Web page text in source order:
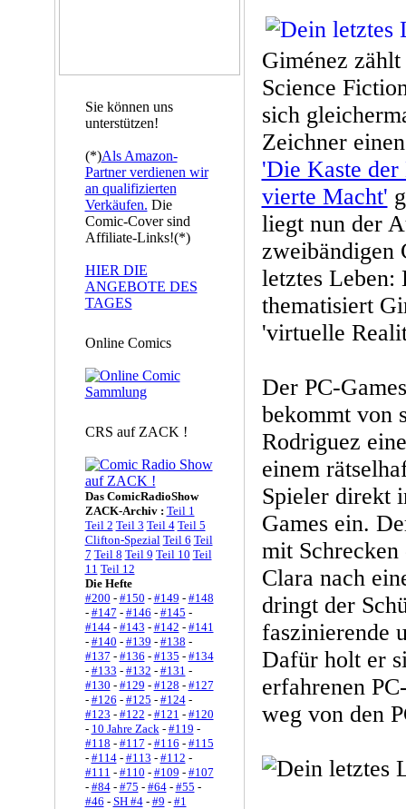
Sie können uns
unterstützen!
(*)Als Amazon-
Partner verdienen wir
an qualifizierten
Verkäufen. Die
Comic-Cover sind
Affiliate-Links!(*)
HIER DIE
ANGEBOTE DES
TAGES
Online Comics
CRS auf ZACK !
Das ComicRadioShow
ZACK-Archiv : Teil 1
Teil 2 Teil 3 Teil 4 Teil 5
Clifton-Spezial Teil 6 Teil
7 Teil 8 Teil 9 Teil 10 Teil
11 Teil 12
Die Hefte
#200 - #150 - #149 - #148
- #147 - #146 - #145 -
#144- #143 - #142 - #141
- #140 - #139 - #138 -
#137 - #136 - #135 - #134
- #133 - #132 - #131 -
#130 - #129 - #128 - #127
- #126 - #125 - #124-
#123 - #122 - #121 - #120
- 10 Jahre Zack- #119 -
#118 - #117 - #116 - #115
- #114- #113 - #112 -
#111 - #110 - #109 - #107
- #84- #75 - #64- #55 -
#46 - SH #4- #9 - #1
Giménez
Science
sich
Zeichner
'Die Kaste
vierte Macht'
liegt nun der
zweibändigen
letztes Leben:
thematisiert
'virtuelle
Der PC-
bekommt von
Rodriguez
einem
Spieler direkt
Games ein.
mit Schrecken
Clara nach
dringt der
faszinierende
Dafür holt er
erfahrenen
weg von den